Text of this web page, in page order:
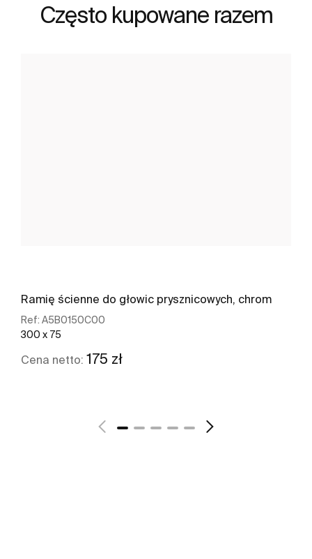
Często kupowane razem
Ramię ścienne do głowic prysznicowych, chrom
Ref: A5B0150C00
300 x 75
Cena netto: 175 zł